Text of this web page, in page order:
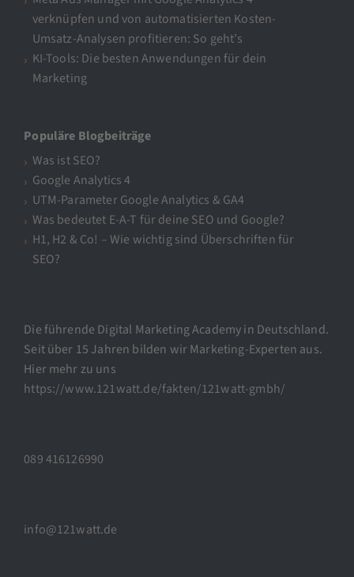
verknüpfen und von automatisierten Kosten-
Umsatz-Analysen profitieren: So geht’s
KI-Tools: Die besten Anwendungen für dein
Marketing
Populäre Blogbeiträge
Was ist SEO?
Google Analytics 4
UTM-Parameter Google Analytics & GA4
Was bedeutet E-A-T für deine SEO und Google?
H1, H2 & Co! – Wie wichtig sind Überschriften für
SEO?
Die führende Digital Marketing Academy in Deutschland.
Seit über 15 Jahren bilden wir Marketing-Experten aus.
Hier mehr zu uns
https://www.121watt.de/fakten/121watt-gmbh/
089 416126990
info@121watt.de